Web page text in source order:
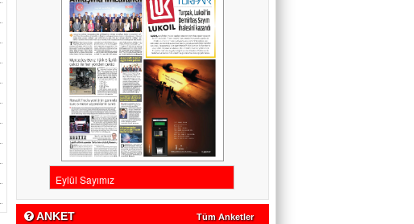
ANKET Tüm Anketler